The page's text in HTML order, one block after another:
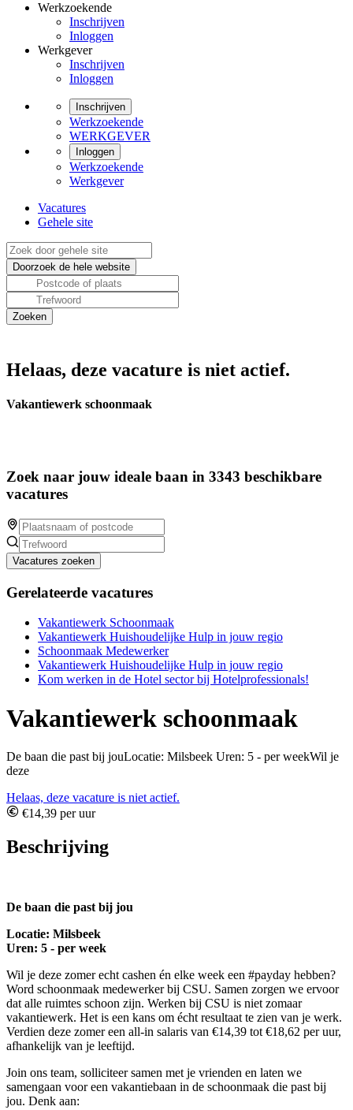
Werkzoekende
Inschrijven
Inloggen
Werkgever
Inschrijven
Inloggen
Inschrijven
Werkzoekende
WERKGEVER
Inloggen
Werkzoekende
Werkgever
Vacatures
Gehele site
Helaas, deze vacature is niet actief.
Vakantiewerk schoonmaak
Zoek naar jouw ideale baan in 3343 beschikbare
vacatures
Vacatures zoeken
Gerelateerde vacatures
Vakantiewerk Schoonmaak
Vakantiewerk Huishoudelijke Hulp in jouw regio
Schoonmaak Medewerker
Vakantiewerk Huishoudelijke Hulp in jouw regio
Kom werken in de Hotel sector bij Hotelprofessionals!
Vakantiewerk schoonmaak
De baan die past bij jouLocatie: Milsbeek Uren: 5 - per weekWil je
deze
Helaas, deze vacature is niet actief.
€14,39 per uur
Beschrijving
De baan die past bij jou
Locatie: Milsbeek
Uren: 5 - per week
Wil je deze zomer echt cashen én elke week een #payday hebben?
Word schoonmaak medewerker bij CSU. Samen zorgen we ervoor
dat alle ruimtes schoon zijn. Werken bij CSU is niet zomaar
vakantiewerk. Het is een kans om écht resultaat te zien van je werk.
Verdien deze zomer een all-in salaris van €14,39 tot €18,62 per uur,
afhankelijk van je leeftijd.
Join ons team, solliciteer samen met je vrienden en laten we
samengaan voor een vakantiebaan in de schoonmaak die past bij
jou. Denk aan: